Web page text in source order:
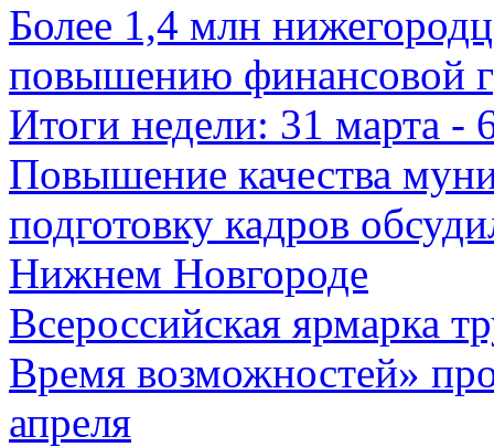
Более 1,4 млн
повышению финансовой
Итоги недели: 31 марта -
Повышение качества
подготовку кадров
Нижнем Новгороде
Всероссийская ярмарка
Время возможностей»
апреля